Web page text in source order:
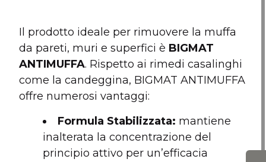
Il prodotto ideale per rimuovere la muffa
da pareti, muri e superfici è BIGMAT
ANTIMUFFA. Rispetto ai rimedi casalinghi
come la candeggina, BIGMAT ANTIMUFFA
offre numerosi vantaggi:
Formula Stabilizzata: mantiene
inalterata la concentrazione del
principio attivo per un’efficacia